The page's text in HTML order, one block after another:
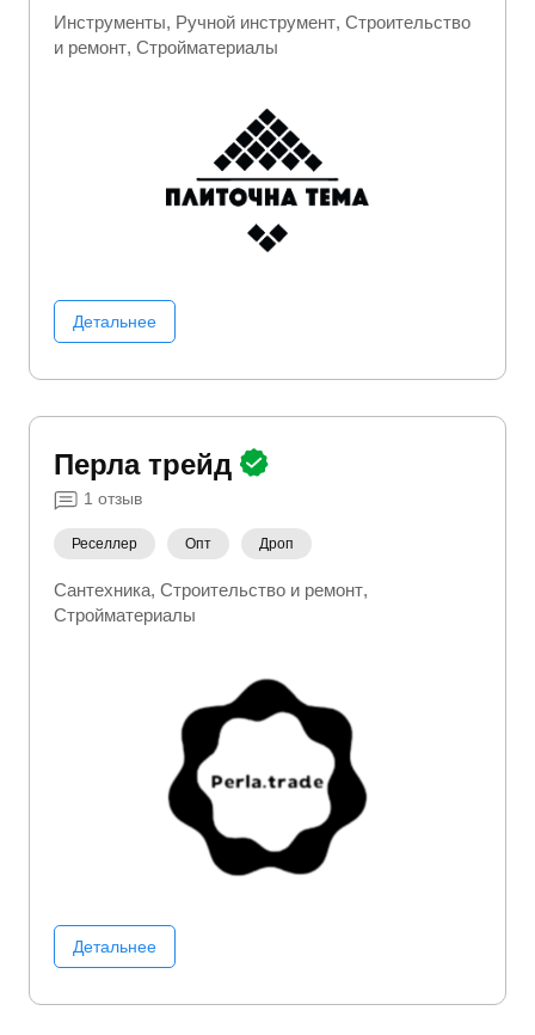
Инструменты Ручной инструмент Строительство
и ремонт Стройматериалы
Детальнее
Перла трейд
1 отзыв
Реселлер Опт Дроп
Сантехника Строительство и ремонт
Стройматериалы
Детальнее